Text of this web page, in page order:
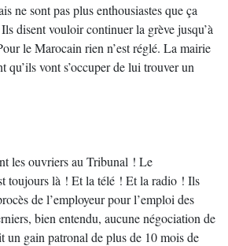
ne sont pas plus enthousiastes que ça
disent vouloir continuer la grève jusqu’à
le Marocain rien n’est réglé. La mairie
qu’ils vont s’occuper de lui trouver un
les ouvriers au Tribunal ! Le
toujours là ! Et la télé ! Et la radio ! Ils
de l’employeur pour l’emploi des
bien entendu, aucune négociation de
un gain patronal de plus de 10 mois de